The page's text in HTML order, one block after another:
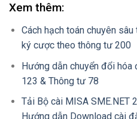
Xem thêm:
Cách hạch toán chuyên
ký cược theo thông tư 200
Hướng dẫn chuyển đổi
123 & Thông tư 78
Tải Bộ cài MISA SME.NET
Hướng dẫn Download cài